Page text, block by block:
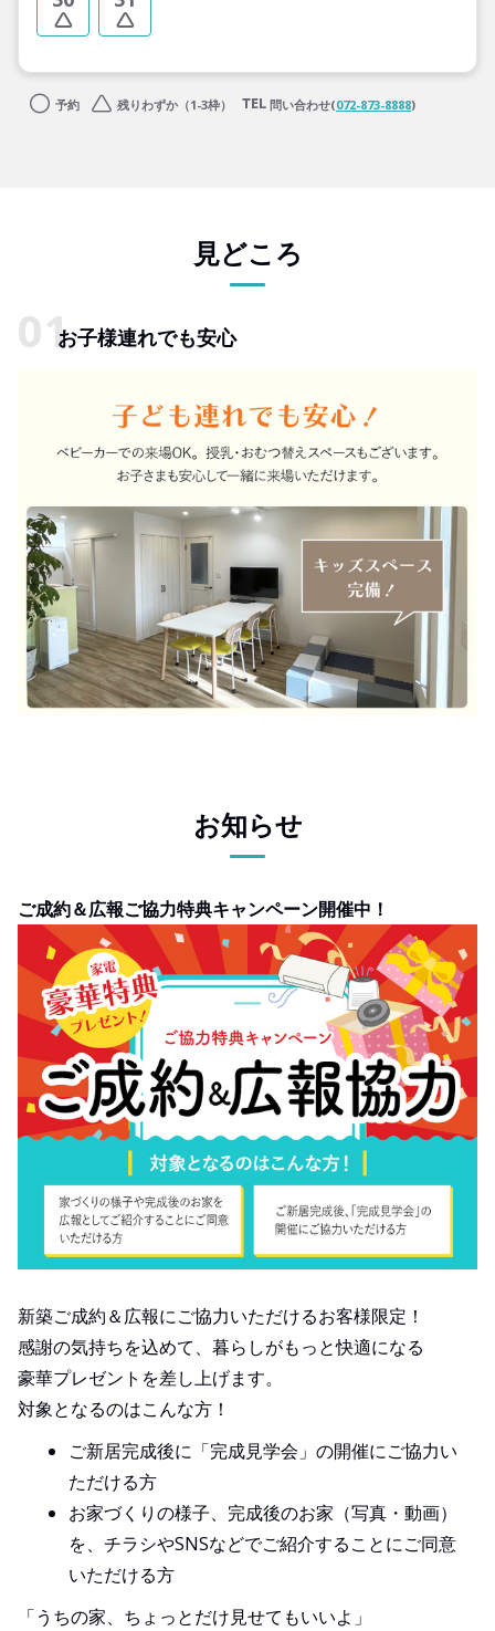
予約 残りわずか（1-3枠） 問い合わせ(072-873-8888)
見どころ
お子様連れでも安心
お知らせ
ご成約＆広報ご協力特典キャンペーン開催中！
新築ご成約＆広報にご協力いただけるお客様限定！
感謝の気持ちを込めて、暮らしがもっと快適になる
豪華プレゼントを差し上げます。
対象となるのはこんな方！
ご新居完成後に「完成見学会」の開催にご協力い
ただける方
お家づくりの様子、完成後のお家（写真・動画）
を、チラシやSNSなどでご紹介することにご同意
いただける方
「うちの家、ちょっとだけ見せてもいいよ」